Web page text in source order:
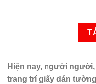
Hiện nay, người
trang trí giấy dán